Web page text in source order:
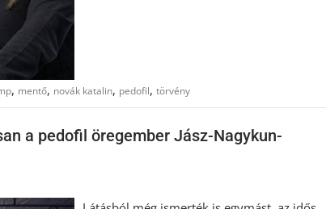
, mentő, novák katalin, pedofil, törvény
a pedofil öregember Jász-Nagykun-